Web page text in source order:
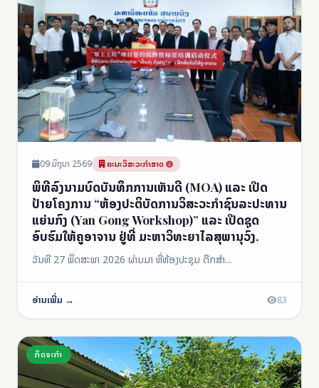
09 ມິຖຸນາ 2569 ຄະນະວິສະວະກຳສາດ
ພິທີລົງນາມບົດບັນທຶກການເຫັນດີ (MOA) ແລະ ເປີດ
ປ້າຍໂຄງການ “ຫ້ອງປະຕິບັດການວິສະວະກຳຊົນລະປະທານ
ແຍ່ນກົງ (Yan Gong Workshop)” ແລະ ເປີດຊຸດ
ອົບຮົມໃຫ້ຄູອາຈານ ຢູ່ທີ່ ມະຫາວິທະຍາໄລສຸພານຸວົງ.
ວັນທີ 27 ພຶດສະພາ 2026 ຜ່ານມາ ທີ່ຫ້ອງປະຊຸມ ຕືກສໍາ...
ອ່ານເພີ່ມ → 83
ກິດຈະກຳ